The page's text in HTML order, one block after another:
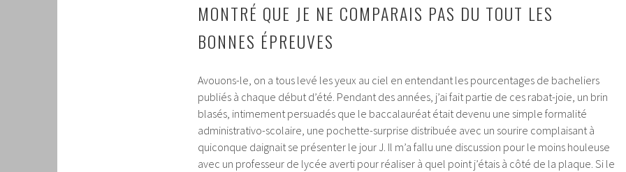
MONTRÉ QUE JE NE COMPARAIS PAS DU TOUT LES
BONNES ÉPREUVES
Avouons-le, on a tous levé les yeux au ciel en entendant les pourcentages de bacheliers
publiés à chaque début d’été. Pendant des années, j’ai fait partie de ces rabat-joie, un brin
blasés, intimement persuadés que le baccalauréat était devenu une simple formalité
administrativo-scolaire, une pochette-surprise distribuée avec un sourire complaisant à
quiconque daignait se présenter le jour J. Il m’a fallu une discussion pour le moins houleuse
avec un professeur de lycée averti pour réaliser à quel point j’étais à côté de la plaque. Si le